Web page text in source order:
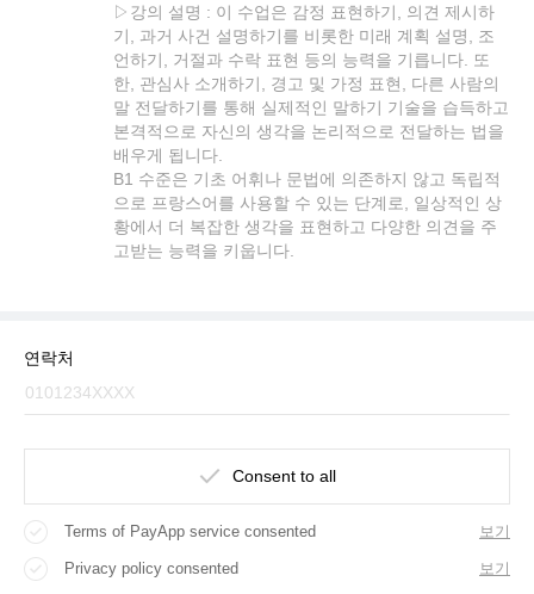
▷강의 설명 : 이 수업은 감정 표현하기, 의견 제시하
기, 과거 사건 설명하기를 비롯한 미래 계획 설명, 조
언하기, 거절과 수락 표현 등의 능력을 기릅니다. 또
한, 관심사 소개하기, 경고 및 가정 표현, 다른 사람의
말 전달하기를 통해 실제적인 말하기 기술을 습득하고
본격적으로 자신의 생각을 논리적으로 전달하는 법을
배우게 됩니다.
B1 수준은 기초 어휘나 문법에 의존하지 않고 독립적
으로 프랑스어를 사용할 수 있는 단계로, 일상적인 상
황에서 더 복잡한 생각을 표현하고 다양한 의견을 주
고받는 능력을 키웁니다.
연락처
Consent to all
Terms of PayApp service consented 보기
Privacy policy consented 보기